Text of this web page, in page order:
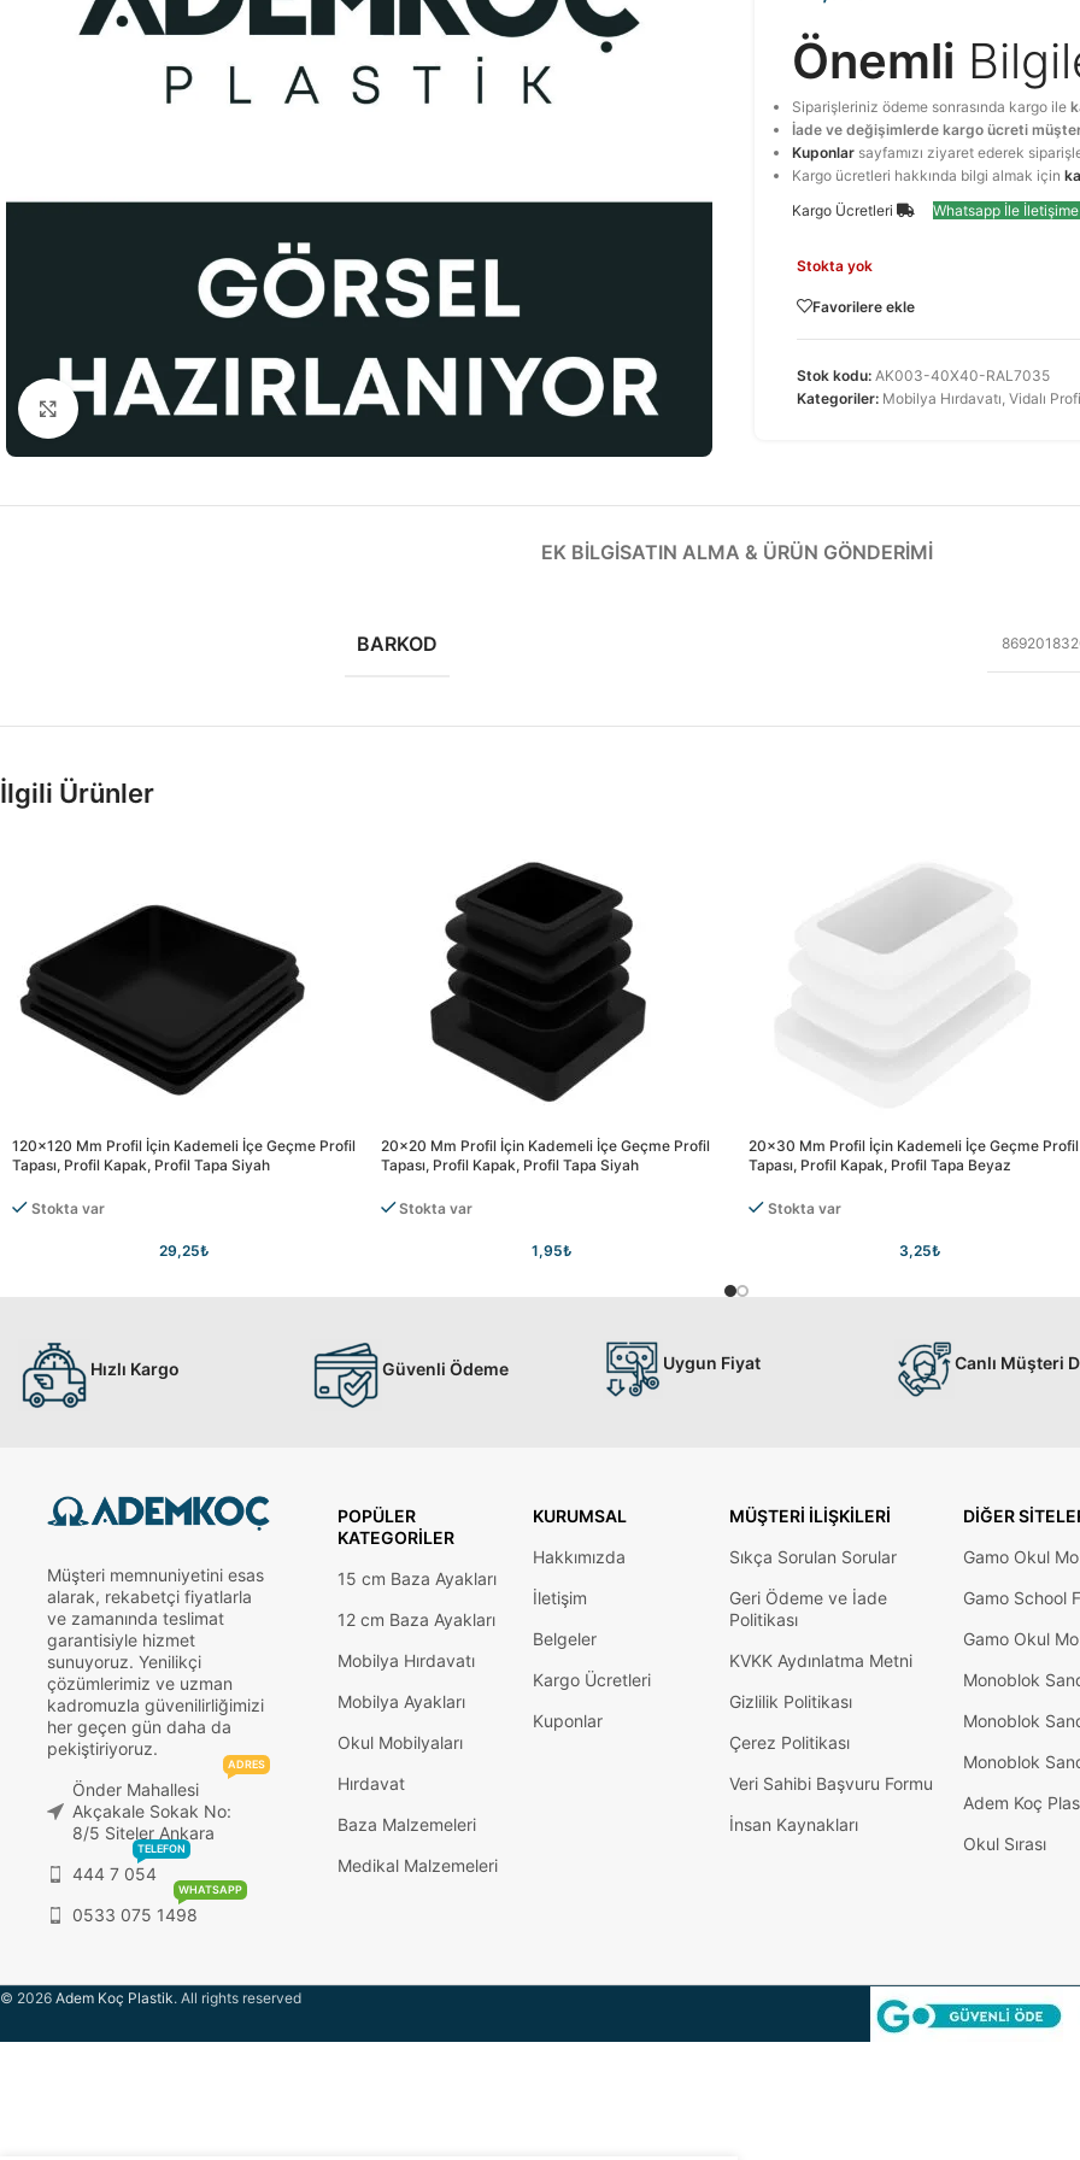
Büyütmek için tıklayınız
Önemli
Siparişleriniz ödeme sonrasında kargo ile
İade ve değişimlerde kargo ücreti
Kuponlar sayfamızı ziyaret ederek
Kargo ücretleri hakkında bilgi almak için
Kargo Ücretleri
Whatsapp İle
Stokta yok
Favorilere ekle
Stok kodu: AK003-40X40-RAL7035
Kategoriler: Mobilya Hırdavatı, Vidalı
EK BILGISATIN ALMA & ÜRÜN GÖNDERIMI
BARKOD
İlgili Ürünler
120×120 Mm Profil İçin Kademeli İçe Geçme Profil
Tapası, Profil Kapak, Profil Tapa Siyah
Stokta var
29,25₺
20×20 Mm Profil İçin Kademeli İçe Geçme Profil
Tapası, Profil Kapak, Profil Tapa Siyah
Stokta var
1,95₺
20×30 Mm Profil İçin Kademeli İçe Geçme Profil
Tapası, Profil Kapak, Profil Tapa Beyaz
Stokta var
3,25₺
Hızlı Kargo Güvenli Ödeme Uygun Fiyat Canlı Müşteri
Müşteri memnuniyetini esas
alarak, rekabetçi fiyatlarla
ve zamanında teslimat
garantisiyle hizmet
sunuyoruz. Yenilikçi
çözümlerimiz ve uzman
kadromuzla güvenilirliğimizi
her geçen gün daha da
pekiştiriyoruz.
Önder Mahallesi
Akçakale Sokak No:
8/5 Siteler Ankara
ADRES
444 7 054
TELEFON
0533 075 1498
WHATSAPP
POPÜLER
KATEGORILER
15 cm Baza Ayakları
12 cm Baza Ayakları
Mobilya Hırdavatı
Mobilya Ayakları
Okul Mobilyaları
Hırdavat
Baza Malzemeleri
Medikal Malzemeleri
KURUMSAL
Hakkımızda
İletişim
Belgeler
Kargo Ücretleri
Kuponlar
MÜŞTERI İLIŞKILERI
Sıkça Sorulan Sorular
Geri Ödeme ve İade
Politikası
KVKK Aydınlatma Metni
Gizlilik Politikası
Çerez Politikası
Veri Sahibi Başvuru Formu
İnsan Kaynakları
DIĞER
Gamo Okul
Gamo School
Gamo Okul
Monoblok
Monoblok
Monoblok
Adem Koç
Okul Sırası
© 2026 Adem Koç Plastik. All rights reserved